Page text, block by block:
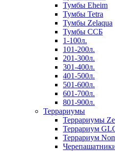
Тумбы Eheim
Тумбы Tetra
Тумбы Zelaqua
Тумбы ССБ
1-100л.
101-200л.
201-300л.
301-400л.
401-500л.
501-600л.
601-700л.
801-900л.
Террариумы
Террариумы
Террариум
Террариум